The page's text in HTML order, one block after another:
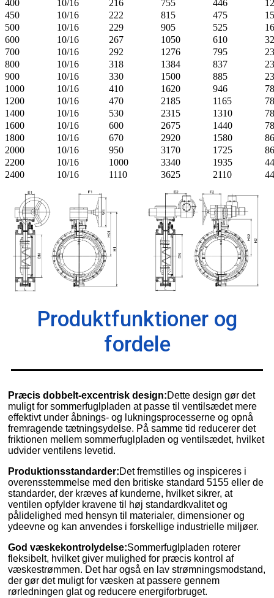
400
10/16 216 755 446
450
10/16 222 815 475
500
10/16 229 905 525
600
10/16 267 1050 610
700
10/16 292 1276 795
800
10/16 318 1384 837
900
10/16 330 1500 885
1000
10/16 410 1620 946
1200
10/16 470 2185 1165
1400
10/16 530 2315 1310
1600
10/16 600 2675 1440
1800
10/16 670 2920 1580
2000
10/16 950 3170 1725
2200
10/16 1000 3340 1935
2400
10/16 1110 3625 2110
Produktfunktioner og
fordele
Præcis dobbelt-excentrisk design:Dette design gør det
muligt for sommerfuglpladen at passe til ventilsædet mere
effektivt under åbnings- og lukningsprocesserne og opnå
fremragende tætningsydelse. På samme tid reducerer det
friktionen mellem sommerfuglpladen og ventilsædet, hvilket
udvider ventilens levetid.
Produktionsstandarder:Det fremstilles og inspiceres i
overensstemmelse med den britiske standard 5155 eller de
standarder, der kræves af kunderne, hvilket sikrer, at
ventilen opfylder kravene til høj standardkvalitet og
pålidelighed med hensyn til materialer, dimensioner og
ydeevne og kan anvendes i forskellige industrielle miljøer.
God væskekontrolydelse:Sommerfuglpladen roterer
fleksibelt, hvilket giver mulighed for præcis kontrol af
væskestrømmen. Det har også en lav strømningsmodstand,
der gør det muligt for væsken at passere gennem
rørledningen glat og reducere energiforbruget.